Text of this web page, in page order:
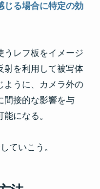
じる場合に特定の効
うレフ板をイメージ
射を利用して被写体
ように、カメラ外の
間接的な影響を与
になる。
ていこう。